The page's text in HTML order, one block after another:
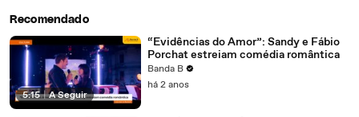
Recomendado
5:15 | A Seguir
“Evidências do Amor”: Sandy e Fábio
Porchat estreiam comédia romântica
Banda B
há 2 anos